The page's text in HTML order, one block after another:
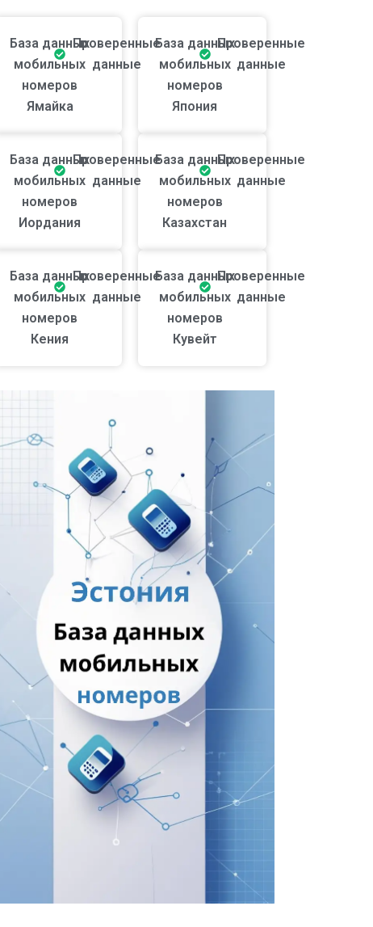
База данных
мобильных
номеров
Ямайка
Проверенные
данные
База данных
мобильных
номеров
Иордания
Проверенные
данные
База данных
мобильных
номеров
Кения
Проверенные
данные
База данных
мобильных
номеров
Япония
Проверенные
данные
База данных
мобильных
номеров
Казахстан
Проверенные
данные
База данных
мобильных
номеров
Кувейт
Проверенные
данные